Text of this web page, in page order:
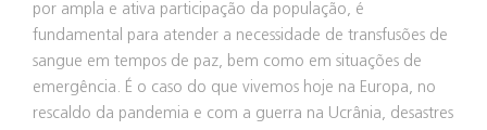
por ampla e ativa participação da população, é
fundamental para atender a necessidade de transfusões de
sangue em tempos de paz, bem como em situações de
emergência. É o caso do que vivemos hoje na Europa, no
rescaldo da pandemia e com a guerra na Ucrânia, desastres